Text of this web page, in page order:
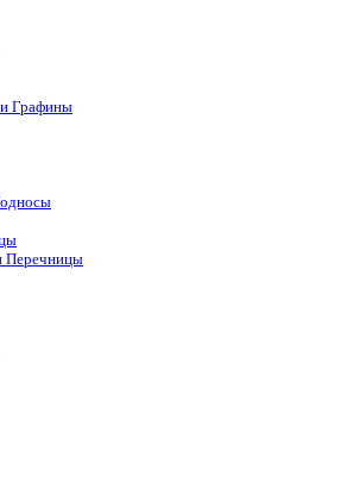
Графины
Перечницы